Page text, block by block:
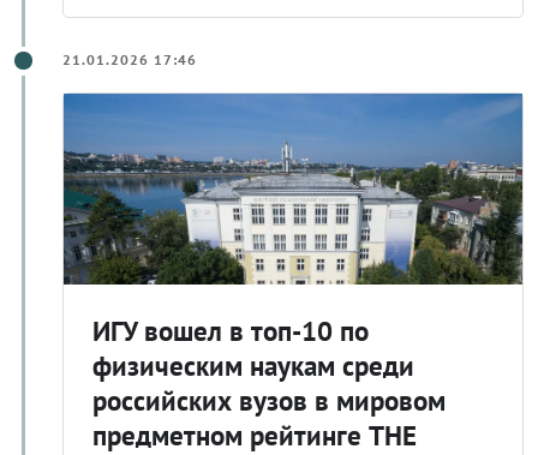
21.01.2026 17:46
ИГУ вошел в топ-10 по
физическим наукам среди
российских вузов в мировом
предметном рейтинге THE